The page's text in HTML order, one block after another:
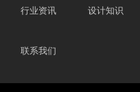
行业资讯 设计知识
联系我们